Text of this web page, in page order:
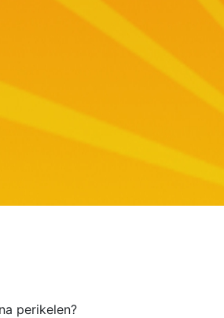
perikelen?